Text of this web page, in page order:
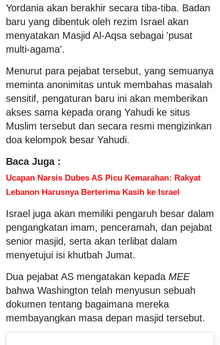
Yordania akan berakhir secara tiba-tiba. Badan
baru yang dibentuk oleh rezim Israel akan
menyatakan Masjid Al-Aqsa sebagai 'pusat
multi-agama'.
Menurut para pejabat tersebut, yang semuanya
meminta anonimitas untuk membahas masalah
sensitif, pengaturan baru ini akan memberikan
akses sama kepada orang Yahudi ke situs
Muslim tersebut dan secara resmi mengizinkan
doa kelompok besar Yahudi.
Baca Juga :
Ucapan Narsis Dubes AS Picu Kemarahan: Rakyat
Lebanon Harusnya Berterima Kasih ke Israel
Israel juga akan memiliki pengaruh besar dalam
pengangkatan imam, penceramah, dan pejabat
senior masjid, serta akan terlibat dalam
menyetujui isi khutbah Jumat.
Dua pejabat AS mengatakan kepada MEE
bahwa Washington telah menyusun sebuah
dokumen tentang bagaimana mereka
membayangkan masa depan masjid tersebut.